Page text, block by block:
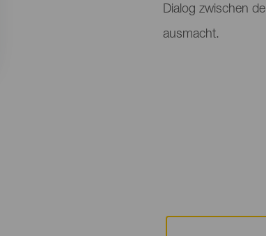
Dialog zwischen
ausmacht.